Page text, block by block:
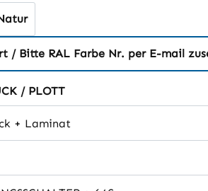
/ Bitte RAL Farbe Nr. per E-mail
/ PLOTTauswählen